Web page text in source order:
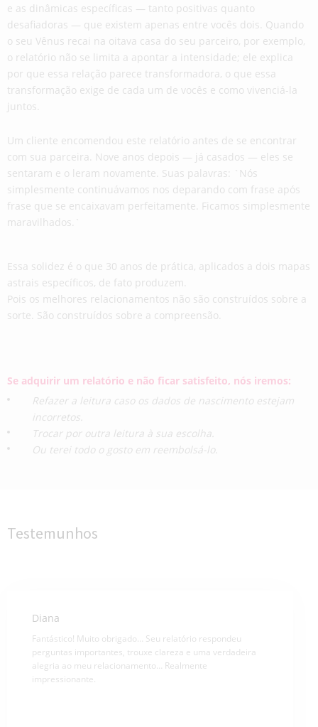
e as dinâmicas específicas — tanto positivas quanto
desafiadoras — que existem apenas entre vocês dois. Quando
o seu Vênus recai na oitava casa do seu parceiro, por exemplo,
o relatório não se limita a apontar a intensidade; ele explica
por que essa relação parece transformadora, o que essa
transformação exige de cada um de vocês e como vivenciá-la
juntos.
Um cliente encomendou este relatório antes de se encontrar
com sua parceira. Nove anos depois — já casados ​​— eles se
sentaram e o leram novamente. Suas palavras: `Nós
simplesmente continuávamos nos deparando com frase após
frase que se encaixavam perfeitamente. Ficamos simplesmente
maravilhados.`
Essa solidez é o que 30 anos de prática, aplicados a dois mapas
astrais específicos, de fato produzem.
Pois os melhores relacionamentos não são construídos sobre a
sorte. São construídos sobre a compreensão.
Se adquirir um relatório e não ficar satisfeito, nós iremos:
Refazer a leitura caso os dados de nascimento estejam
incorretos.
Trocar por outra leitura à sua escolha.
Ou terei todo o gosto em reembolsá-lo.
Testemunhos
Diana
Fantástico! Muito obrigado… Seu relatório respondeu
perguntas importantes, trouxe clareza e uma verdadeira
alegria ao meu relacionamento… Realmente
impressionante.